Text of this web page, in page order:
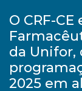
O CRF-
da Unifor,
2025 em